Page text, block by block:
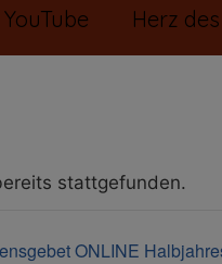
Herz
stattgefunden.
ONLINE